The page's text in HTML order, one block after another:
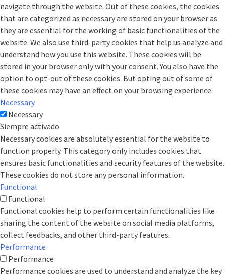
navigate through the website. Out of these cookies, the cookies
that are categorized as necessary are stored on your browser as
they are essential for the working of basic functionalities of the
website. We also use third-party cookies that help us analyze and
understand how you use this website. These cookies will be
stored in your browser only with your consent. You also have the
option to opt-out of these cookies. But opting out of some of
these cookies may have an effect on your browsing experience.
Necessary
Necessary
Siempre activado
Necessary cookies are absolutely essential for the website to
function properly. This category only includes cookies that
ensures basic functionalities and security features of the website.
These cookies do not store any personal information.
Functional
Functional
Functional cookies help to perform certain functionalities like
sharing the content of the website on social media platforms,
collect feedbacks, and other third-party features.
Performance
Performance
Performance cookies are used to understand and analyze the key